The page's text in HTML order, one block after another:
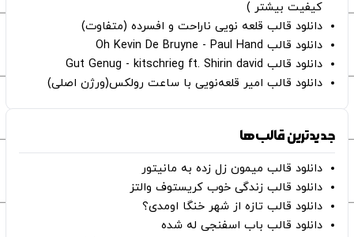
کیفیت بیشتر )
دانلود قالب قلعه نویی ناراحت و افسرده (متفاوت)
دانلود قالب Oh Kevin De Bruyne - Paul Hand
دانلود قالب Gut Genug - kitschrieg ft. Shirin david
دانلود قالب امیر قلعه‌نویی با ساعت رولکس(ورژن اصلی)
جدیدترین قالب‌ها
دانلود قالب میمون زل زده به مانیتور
دانلود قالب زندگی خوب کریستوف والتز
دانلود قالب تازه از شهر خنگا اومدی؟
دانلود قالب باب اسفنجی له شده